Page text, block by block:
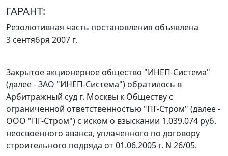
ГАРАНТ:
Резолютивная часть постановления объявлена
3 сентября 2007 г.
Закрытое акционерное общество "ИНЕП-Система"
(далее - ЗАО "ИНЕП-Система") обратилось в
Арбитражный суд г. Москвы к Обществу с
ограниченной ответственностью "ПГ-Стром" (далее -
ООО "ПГ-Стром") с иском о взыскании 1.039.074 руб.
неосвоенного аванса, уплаченного по договору
строительного подряда от 01.06.2005 г. N 26/05.